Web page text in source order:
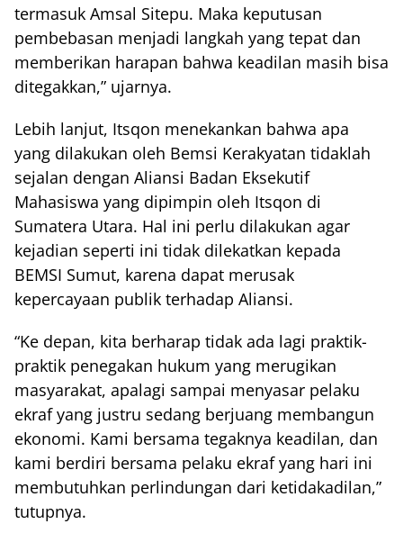
termasuk Amsal Sitepu. Maka keputusan
pembebasan menjadi langkah yang tepat dan
memberikan harapan bahwa keadilan masih bisa
ditegakkan,” ujarnya.
Lebih lanjut, Itsqon menekankan bahwa apa
yang dilakukan oleh Bemsi Kerakyatan tidaklah
sejalan dengan Aliansi Badan Eksekutif
Mahasiswa yang dipimpin oleh Itsqon di
Sumatera Utara. Hal ini perlu dilakukan agar
kejadian seperti ini tidak dilekatkan kepada
BEMSI Sumut, karena dapat merusak
kepercayaan publik terhadap Aliansi.
“Ke depan, kita berharap tidak ada lagi praktik-
praktik penegakan hukum yang merugikan
masyarakat, apalagi sampai menyasar pelaku
ekraf yang justru sedang berjuang membangun
ekonomi. Kami bersama tegaknya keadilan, dan
kami berdiri bersama pelaku ekraf yang hari ini
membutuhkan perlindungan dari ketidakadilan,”
tutupnya.